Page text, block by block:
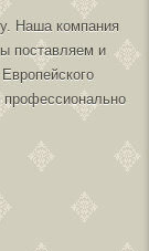
Наша компания
поставляем и